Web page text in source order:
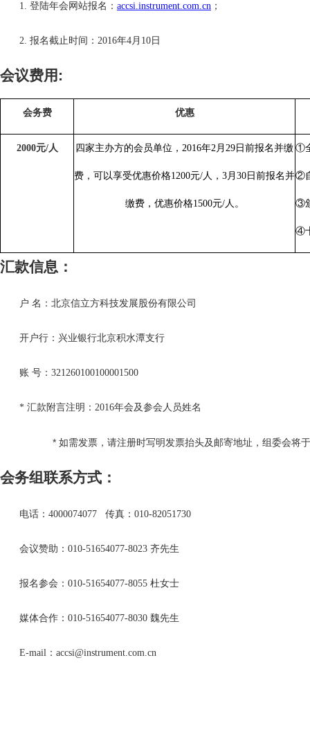
1. 登陆年会网站报名： accsi.instrument.com.cn ；
2. 报名截止时间： 2016年4月 10 日
会议费用 :
会务费 优惠
2000元/人 四家主办方的会员单位 ， 2016年2月 29 日前报名并缴
费，可以享受优惠价格1200元/人， 3月 30 日前报名并
缴费，优惠价格1500元/人。
①
②
③
④
汇款信息：
户 名：北京信立方科技发展股份有限公司
开户行：兴业银行北京积水潭支行
账 号： 321260100100001500
* 汇款附言注明： 2016年会及参会人员姓名
* 如需发票，请注册时写明发票抬头及邮寄地址，组委会将
会务组联系方式：
电话： 4000074077 传真： 010-82051730
会议赞助： 010-51654077-8023 齐先生
报名参会： 010-51654077-8055 杜女士
媒体合作： 010-51654077-8030 魏先生
E-mail ： accsi@instrument.com.cn